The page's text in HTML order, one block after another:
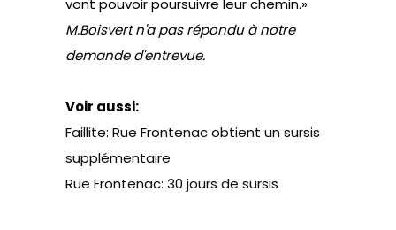
vont pouvoir poursuivre leur chemin.»
M.Boisvert n'a pas répondu à notre
demande d'entrevue.
Voir aussi:
Faillite: Rue Frontenac obtient un sursis
supplémentaire
Rue Frontenac: 30 jours de sursis